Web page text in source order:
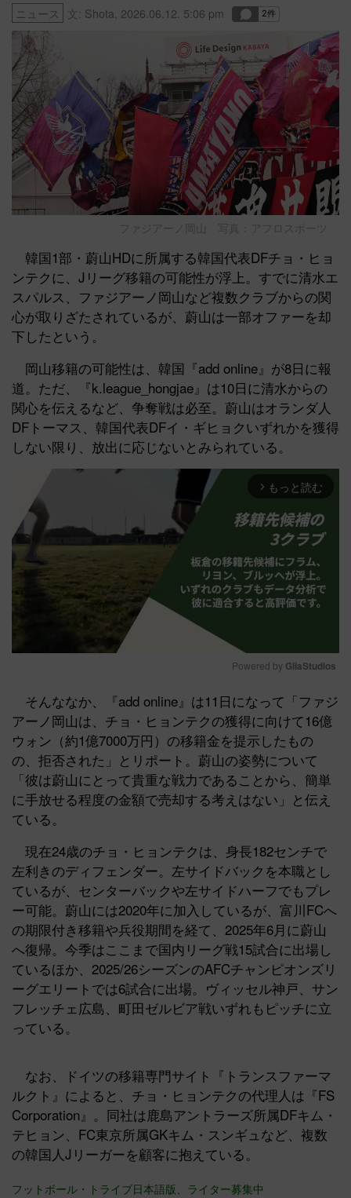
ニュース 文: Shota 2026.06.12. 5:06 pm
ファジアーノ岡山 写真：アフロスポーツ
韓国1部・蔚山HDに所属する韓国代表DFチョ・ヒョ
ンテクに、Jリーグ移籍の可能性が浮上。すでに清水エ
スパルス、ファジアーノ岡山など複数クラブからの関
心が取りざたされているが、蔚山は一部オファーを却
下したという。
岡山移籍の可能性は、韓国『add online』が8日に報
道。ただ、『k.league_hongjae』は10日に清水からの
関心を伝えるなど、争奪戦は必至。蔚山はオランダ人
DFトーマス、韓国代表DFイ・ギヒョクいずれかを獲得
しない限り、放出に応じないとみられている。
arrow_forward_ios もっと読む
Mute
Powered by GliaStudios
そんななか、『add online』は11日になって「ファジ
アーノ岡山は、チョ・ヒョンテクの獲得に向けて16億
ウォン（約1億7000万円）の移籍金を提示したもの
の、拒否された」とリポート。蔚山の姿勢について
「彼は蔚山にとって貴重な戦力であることから、簡単
に手放せる程度の金額で売却する考えはない」と伝え
ている。
現在24歳のチョ・ヒョンテクは、身長182センチで
左利きのディフェンダー。左サイドバックを本職とし
ているが、センターバックや左サイドハーフでもプレ
ー可能。蔚山には2020年に加入しているが、富川FCへ
の期限付き移籍や兵役期間を経て、2025年6月に蔚山
へ復帰。今季はここまで国内リーグ戦15試合に出場し
ているほか、2025/26シーズンのAFCチャンピオンズリ
ーグエリートでは6試合に出場。ヴィッセル神戸、サン
フレッチェ広島、町田ゼルビア戦いずれもピッチに立
っている。
なお、ドイツの移籍専門サイト『トランスファーマ
ルクト』によると、チョ・ヒョンテクの代理人は『FS
Corporation』。同社は鹿島アントラーズ所属DFキム・
テヒョン、FC東京所属GKキム・スンギュなど、複数
の韓国人Jリーガーを顧客に抱えている。
フットボール・トライブ日本語版、ライター募集中